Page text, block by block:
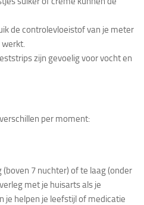
de controlevloeistof van je meter
werkt.
zijn gevoelig voor vocht en
per moment:
7 nuchter) of te laag (onder
met je huisarts als je
je helpen je leefstijl of medicatie